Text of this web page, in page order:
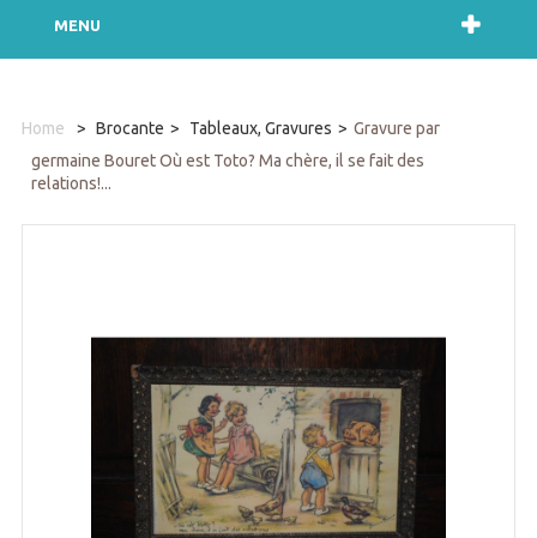
MENU
Home > Brocante > Tableaux, Gravures > Gravure par
germaine Bouret Où est Toto? Ma chère, il se fait des
relations!...